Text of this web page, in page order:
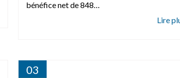
bénéfice net de 848…
03